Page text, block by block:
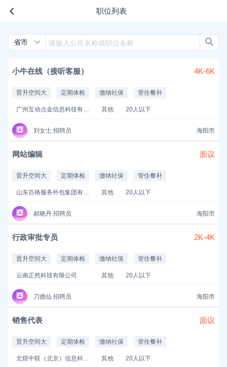
职位列表
省市
小牛在线（接听客服） 4K-6K
晋升空间大 定期体检 缴纳社保 管住餐补
广州互动点金信息科技有限公司 其他 20人以下
刘女士.招聘员 海阳市
网站编辑 面议
晋升空间大 定期体检 缴纳社保 管住餐补
山东百格服务外包集团有限公司 其他 20人以下
郝晓丹.招聘员 海阳市
行政审批专员 2K-4K
晋升空间大 定期体检 缴纳社保 管住餐补
云南正然科技有限公司 其他 20人以下
刀德仙.招聘员 海阳市
销售代表 面议
晋升空间大 定期体检 缴纳社保 管住餐补
北煜中联（北京）信息科技有限公司 其他 20人以下